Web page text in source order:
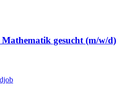
gesucht (m/w/d)